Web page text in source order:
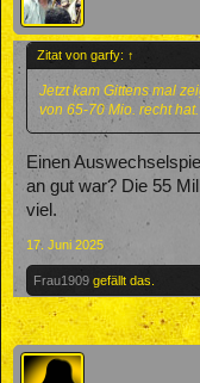
Zitat von garfy: ↑
Jetzt kam Gittens mal
von 65-70 Mio. recht hat.
Einen
an gut war? Die 55
viel.
17. Juni 2025
Frau1909 gefällt das.